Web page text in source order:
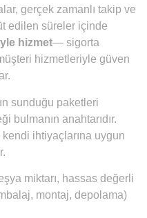
gerçek zamanlı takip ve
edilen süreler içinde
hizmet— sigorta
hizmetleriyle güven
sunduğu paketleri
bulmanın anahtarıdır.
kendi ihtiyaçlarına uygun
miktarı, hassas değerli
montaj, depolama)